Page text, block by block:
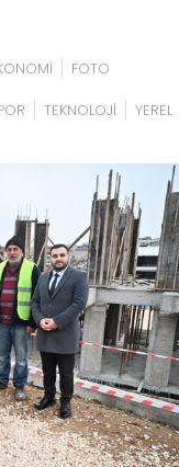
FOTO
TEKNOLOJİ
YEREL